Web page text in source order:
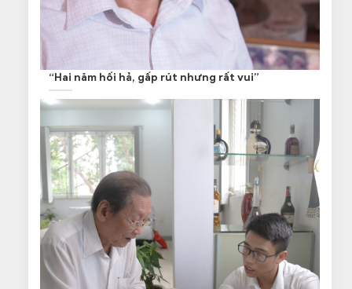
“Hai năm hối hả, gấp rút nhưng rất vui”